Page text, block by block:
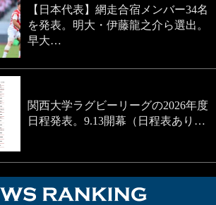
【日本代表】網走合宿メンバー34名
を発表。明大・伊藤龍之介ら選出。
早大…
関西大学ラグビーリーグの2026年度
日程発表。9.13開幕（日程表あり…